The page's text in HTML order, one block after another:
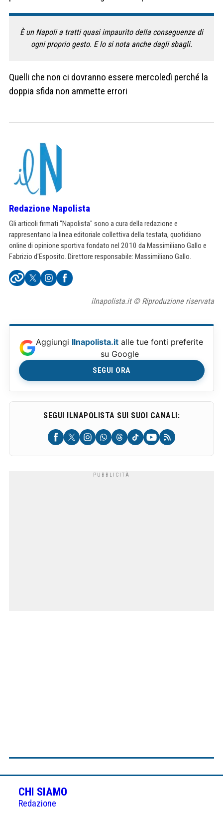
È un Napoli a tratti quasi impaurito della conseguenze di
ogni proprio gesto. E lo si nota anche dagli sbagli.
Quelli che non ci dovranno essere mercoledì perché la
doppia sfida non ammette errori
Redazione Napolista
Gli articoli firmati "Napolista" sono a cura della redazione e
rappresentano la linea editoriale collettiva della testata, quotidiano
online di opinione sportiva fondato nel 2010 da Massimiliano Gallo e
Fabrizio d'Esposito. Direttore responsabile: Massimiliano Gallo.
ilnapolista.it © Riproduzione riservata
Aggiungi Ilnapolista.it alle tue fonti preferite
su Google
SEGUI ORA
SEGUI ILNAPOLISTA SUI SUOI CANALI:
CHI SIAMO
Redazione